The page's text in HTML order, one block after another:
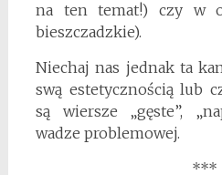
na ten temat!) czy w
bieszczadzkie).
Niechaj nas jednak ta
swą estetycznością lub
są wiersze „gęste”,
wadze problemowej.
***